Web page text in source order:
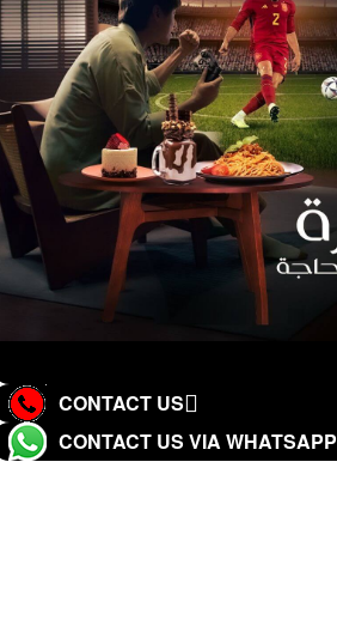
CONTACT US
CONTACT US VIA WHATSAPP